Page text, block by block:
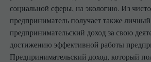
социальной сферы, на экологию. Из
предприниматель получает также личный
предпринимательский доход за свою
достижению эффективной работы
Предпринимательский доход, который